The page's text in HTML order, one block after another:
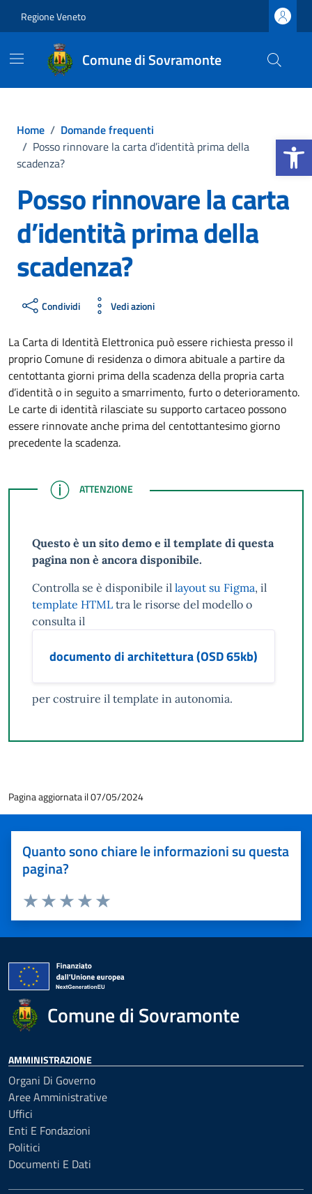
Apri la
Regione Veneto
Comune di Sovramonte
Home / Domande frequenti
/ Posso rinnovare la carta d’identità prima della
scadenza?
Posso rinnovare la carta
d’identità prima della
scadenza?
Condividi Vedi azioni
La Carta di Identità Elettronica può essere richiesta presso il
proprio Comune di residenza o dimora abituale a partire da
centottanta giorni prima della scadenza della propria carta
d’identità o in seguito a smarrimento, furto o deterioramento.
Le carte di identità rilasciate su supporto cartaceo possono
essere rinnovate anche prima del centottantesimo giorno
precedente la scadenza.
ATTENZIONE
ATTENZIONE
Questo è un sito demo e il template di questa
pagina non è ancora disponibile.
Controlla se è disponibile il layout su Figma, il
template HTML tra le risorse del modello o
consulta il
documento di architettura (OSD 65kb)
per costruire il template in autonomia.
Pagina aggiornata il 07/05/2024
Quanto sono chiare le informazioni su questa
pagina?
Valuta 5 stelle su 5
Valuta 4 stelle su 5
Valuta 3 stelle su 5
Valuta 2 stelle su 5
Valuta 1 stelle su 5
Comune di Sovramonte
AMMINISTRAZIONE
Organi Di Governo
Aree Amministrative
Uffici
Enti E Fondazioni
Politici
Documenti E Dati